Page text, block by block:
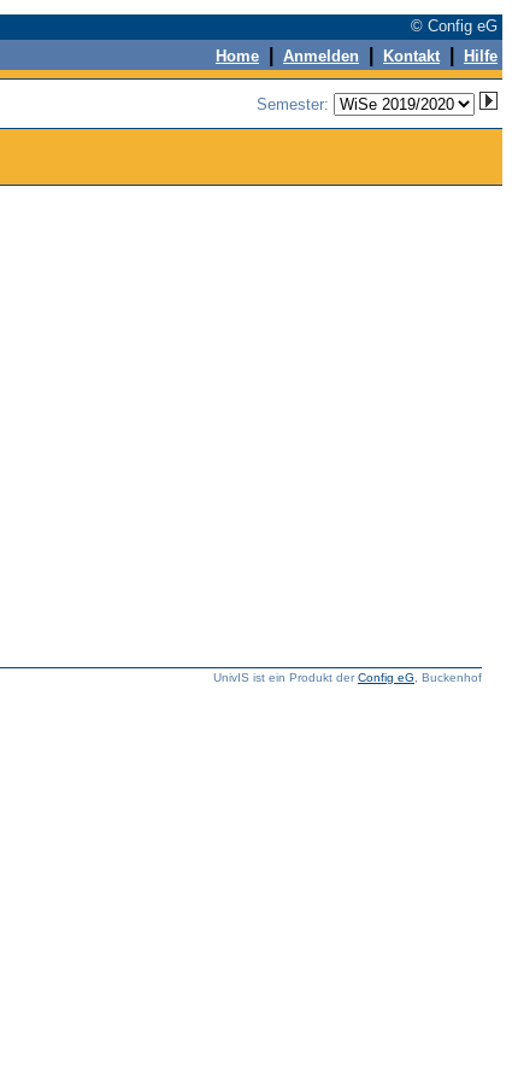
© Config eG
Home Anmelden Kontakt Hilfe
Semester:
UnivIS ist ein Produkt derConfig eG , Buckenhof